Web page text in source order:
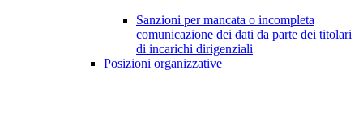
Sanzioni per mancata o incompleta
comunicazione dei dati da parte dei titolari
di incarichi dirigenziali
Posizioni organizzative